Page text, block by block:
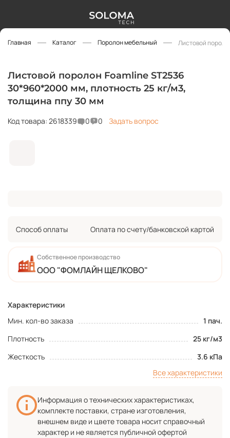
Главная Каталог Поролон мебельный Листовой
Листовой поролон Foamline ST2536
30*960*2000 мм, плотность 25 кг/м3,
толщина ппу 30 мм
Код товара: 2618339 0 0 Задать вопрос
Характеристики
Мин. кол-во заказа
1 пач.
Плотность
25 кг/м3
Жесткость
3.6 кПа
Все характеристики
Собственное производство
ООО "ФОМЛАЙН ЩЕЛКОВО"
Способ оплаты Оплата по счету/банковской картой
Информация о технических характеристиках,
комплекте поставки, стране изготовления,
внешнем виде и цвете товара носит справочный
характер и не является публичной офертой